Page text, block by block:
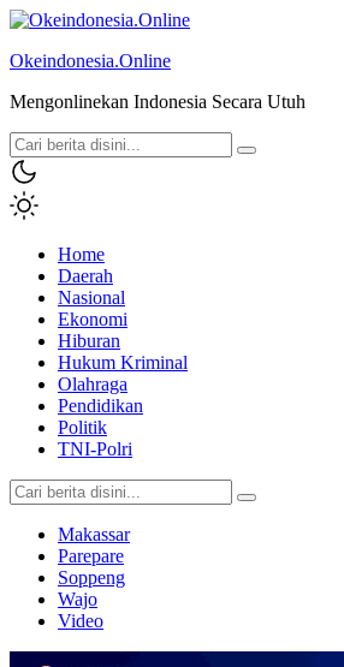
Okeindonesia.Online
Mengonlinekan Indonesia Secara Utuh
Home
Daerah
Nasional
Ekonomi
Hiburan
Hukum Kriminal
Olahraga
Pendidikan
Politik
TNI-Polri
Makassar
Parepare
Soppeng
Wajo
Video